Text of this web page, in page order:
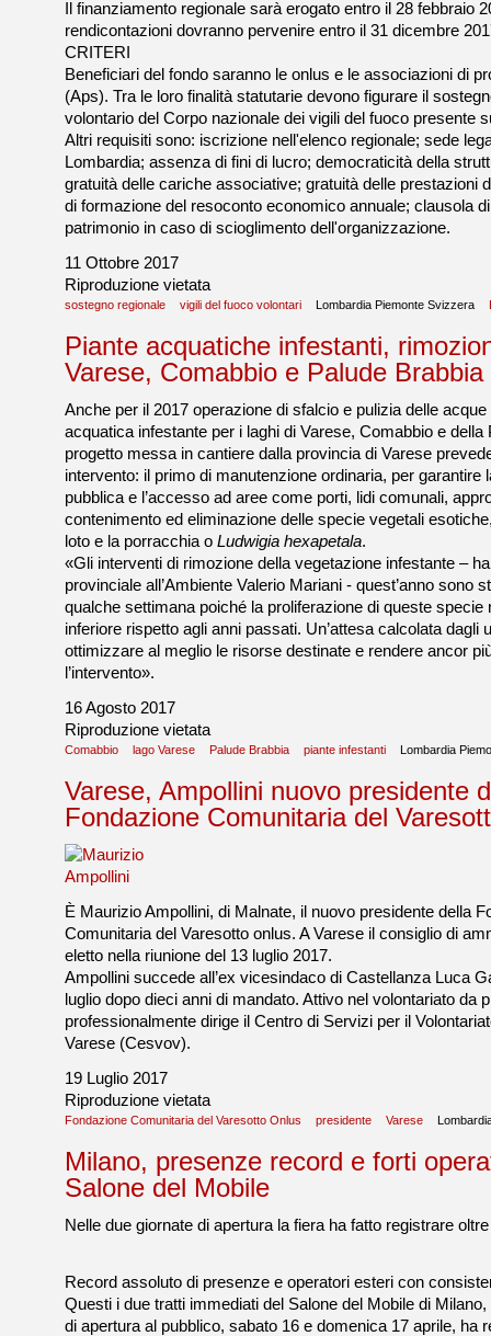
Il finanziamento regionale sarà erogato entro il 28 febbraio
rendicontazioni dovranno pervenire entro il 31 dicembre
CRITERI
Beneficiari del fondo saranno le onlus e le associazioni di
(Aps). Tra le loro finalità statutarie devono figurare il
volontario del Corpo nazionale dei vigili del fuoco presente
Altri requisiti sono: iscrizione nell'elenco regionale; sede
Lombardia; assenza di fini di lucro; democraticità della
gratuità delle cariche associative; gratuità delle prestazioni
di formazione del resoconto economico annuale; clausola
patrimonio in caso di scioglimento dell'organizzazione.
11 Ottobre 2017
Riproduzione vietata
sostegno regionale vigili del fuoco volontari Lombardia Piemonte Svizzera
Piante acquatiche infestanti,
Varese, Comabbio e Palude Brabbia
Anche per il 2017 operazione di sfalcio e pulizia delle
acquatica infestante per i laghi di Varese, Comabbio e della
progetto messa in cantiere dalla provincia di Varese
intervento: il primo di manutenzione ordinaria, per garantire
pubblica e l’accesso ad aree come porti, lidi comunali,
contenimento ed eliminazione delle specie vegetali
loto e la porracchia o Ludwigia hexapetala.
«Gli interventi di rimozione della vegetazione infestante –
provinciale all’Ambiente Valerio Mariani - quest’anno sono
qualche settimana poiché la proliferazione di queste specie
inferiore rispetto agli anni passati. Un’attesa calcolata dagli
ottimizzare al meglio le risorse destinate e rendere ancor
l’intervento».
16 Agosto 2017
Riproduzione vietata
Comabbio lago Varese Palude Brabbia piante infestanti Lombardia
Varese, Ampollini nuovo presidente
Fondazione Comunitaria del
È Maurizio Ampollini, di Malnate, il nuovo presidente della
Comunitaria del Varesotto onlus. A Varese il consiglio di
eletto nella riunione del 13 luglio 2017.
Ampollini succede all’ex vicesindaco di Castellanza Luca
luglio dopo dieci anni di mandato. Attivo nel volontariato da
professionalmente dirige il Centro di Servizi per il
Varese (Cesvov).
19 Luglio 2017
Riproduzione vietata
Fondazione Comunitaria del Varesotto Onlus presidente Varese
Milano, presenze record e forti
Salone del Mobile
Nelle due giornate di apertura la fiera ha fatto registrare
Record assoluto di presenze e operatori esteri con
Questi i due tratti immediati del Salone del Mobile di
di apertura al pubblico, sabato 16 e domenica 17 aprile, ha